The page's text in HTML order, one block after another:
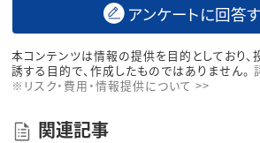
アンケートに回答
本コンテンツは情報の提供を目的としており
誘する目的で、作成したものではありません。
※リスク・費用・情報提供について >>
関連記事